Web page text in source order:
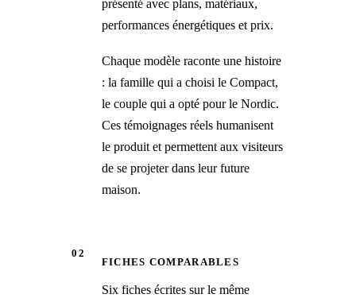
présenté avec plans, matériaux,
performances énergétiques et prix.
Chaque modèle raconte une histoire
: la famille qui a choisi le Compact,
le couple qui a opté pour le Nordic.
Ces témoignages réels humanisent
le produit et permettent aux visiteurs
de se projeter dans leur future
maison.
02
FICHES COMPARABLES
Six fiches écrites sur le même